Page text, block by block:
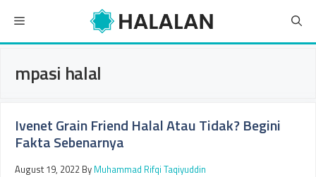
content
Menu
mpasi halal
Ivenet Grain Friend Halal Atau Tidak? Begini
Fakta Sebenarnya
August 19, 2022 By Muhammad Rifqi Taqiyuddin